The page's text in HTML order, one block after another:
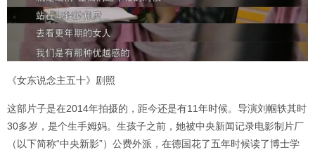
《女东说念主五十》剧照
这部片子是在2014年拍摄的，距今还是有11年时候。导演刘帼轶其时
30多岁，是个生手姆妈。生孩子之前，她被中央新闻记录电影制片厂
（以下简称“中央新影”）公费外派，在德国花了五年时候读了博士学